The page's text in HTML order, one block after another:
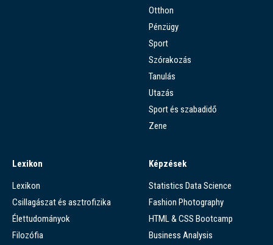
Otthon
Pénzügy
Sport
Szórakozás
Tanulás
Utazás
Sport és szabadidő
Zene
Lexikon
Lexikon
Csillagászat és asztrofizika
Élettudományok
Filozófia
Képzések
Statistics Data Science
Fashion Photography
HTML & CSS Bootcamp
Business Analysis